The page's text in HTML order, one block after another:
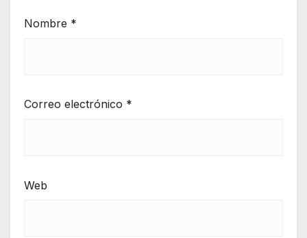
Nombre *
Correo electrónico *
Web